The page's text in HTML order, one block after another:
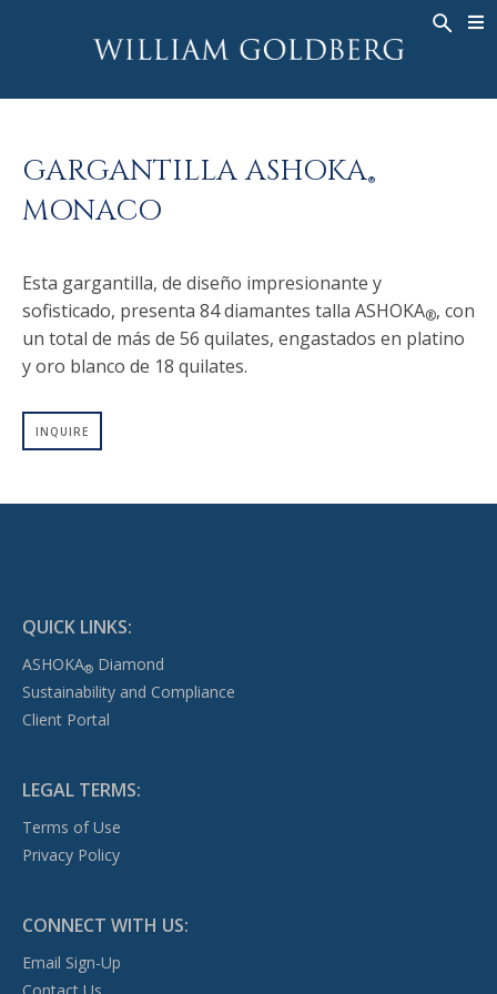
ALTA JOYERÍA
ANILLO PARA HOMBRE
COLLARES
PENDIENTES
PULSERAS
RELOJES
ASHOKA JOYERÍA
ANILLOS
BANDS
COLLARES
COLGANTES
PENDIENTES
TALISMAN
HISTORIA
ASHOKA®
GARGANTILLA ASHOKA®
MONACO
Esta gargantilla, de diseño impresionante y
sofisticado, presenta 84 diamantes talla ASHOKA®, con
un total de más de 56 quilates, engastados en platino
y oro blanco de 18 quilates.
INQUIRE
QUICK LINKS:
ASHOKA®Diamond
Sustainability and Compliance
Client Portal
LEGAL TERMS:
Terms of Use
Privacy Policy
CONNECT WITH US:
Email Sign-Up